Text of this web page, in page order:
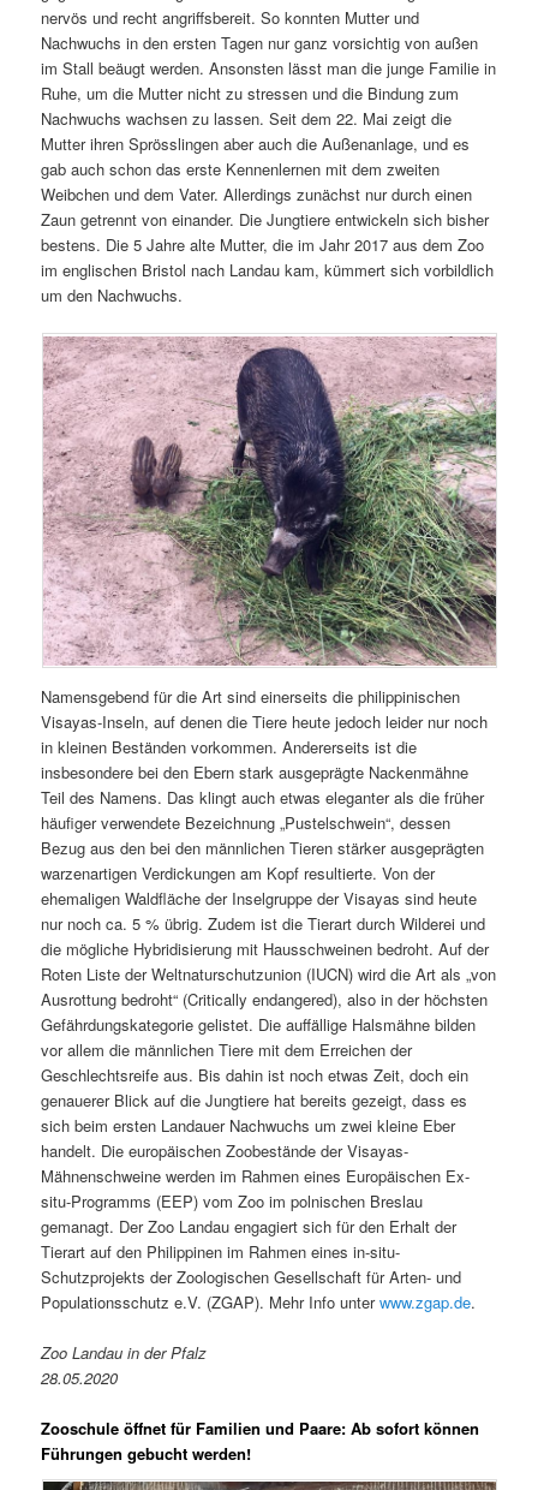
nervös und recht angriffsbereit. So konnten Mutter und
Nachwuchs in den ersten Tagen nur ganz vorsichtig von außen
im Stall beäugt werden. Ansonsten lässt man die junge Familie in
Ruhe, um die Mutter nicht zu stressen und die Bindung zum
Nachwuchs wachsen zu lassen. Seit dem 22. Mai zeigt die
Mutter ihren Sprösslingen aber auch die Außenanlage, und es
gab auch schon das erste Kennenlernen mit dem zweiten
Weibchen und dem Vater. Allerdings zunächst nur durch einen
Zaun getrennt von einander. Die Jungtiere entwickeln sich bisher
bestens. Die 5 Jahre alte Mutter, die im Jahr 2017 aus dem Zoo
im englischen Bristol nach Landau kam, kümmert sich vorbildlich
um den Nachwuchs.
Namensgebend für die Art sind einerseits die philippinischen
Visayas-Inseln, auf denen die Tiere heute jedoch leider nur noch
in kleinen Beständen vorkommen. Andererseits ist die
insbesondere bei den Ebern stark ausgeprägte Nackenmähne
Teil des Namens. Das klingt auch etwas eleganter als die früher
häufiger verwendete Bezeichnung „Pustelschwein“, dessen
Bezug aus den bei den männlichen Tieren stärker ausgeprägten
warzenartigen Verdickungen am Kopf resultierte. Von der
ehemaligen Waldfläche der Inselgruppe der Visayas sind heute
nur noch ca. 5 % übrig. Zudem ist die Tierart durch Wilderei und
die mögliche Hybridisierung mit Hausschweinen bedroht. Auf der
Roten Liste der Weltnaturschutzunion (IUCN) wird die Art als „von
Ausrottung bedroht“ (Critically endangered), also in der höchsten
Gefährdungskategorie gelistet. Die auffällige Halsmähne bilden
vor allem die männlichen Tiere mit dem Erreichen der
Geschlechtsreife aus. Bis dahin ist noch etwas Zeit, doch ein
genauerer Blick auf die Jungtiere hat bereits gezeigt, dass es
sich beim ersten Landauer Nachwuchs um zwei kleine Eber
handelt. Die europäischen Zoobestände der Visayas-
Mähnenschweine werden im Rahmen eines Europäischen Ex-
situ-Programms (EEP) vom Zoo im polnischen Breslau
gemanagt. Der Zoo Landau engagiert sich für den Erhalt der
Tierart auf den Philippinen im Rahmen eines in-situ-
Schutzprojekts der Zoologischen Gesellschaft für Arten- und
Populationsschutz e.V. (ZGAP). Mehr Info unterwww.zgap.de.
Zoo Landau in der Pfalz
28.05.2020
Zooschule öffnet für Familien und Paare: Ab sofort können
Führungen gebucht werden!